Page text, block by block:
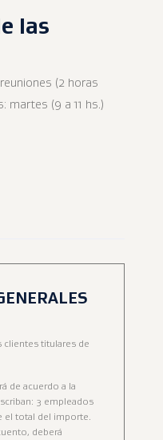
las
(2 horas
martes (9 a 11 hs.)
clientes titulares de
de acuerdo a la
3 empleados
el total del importe.
deberá